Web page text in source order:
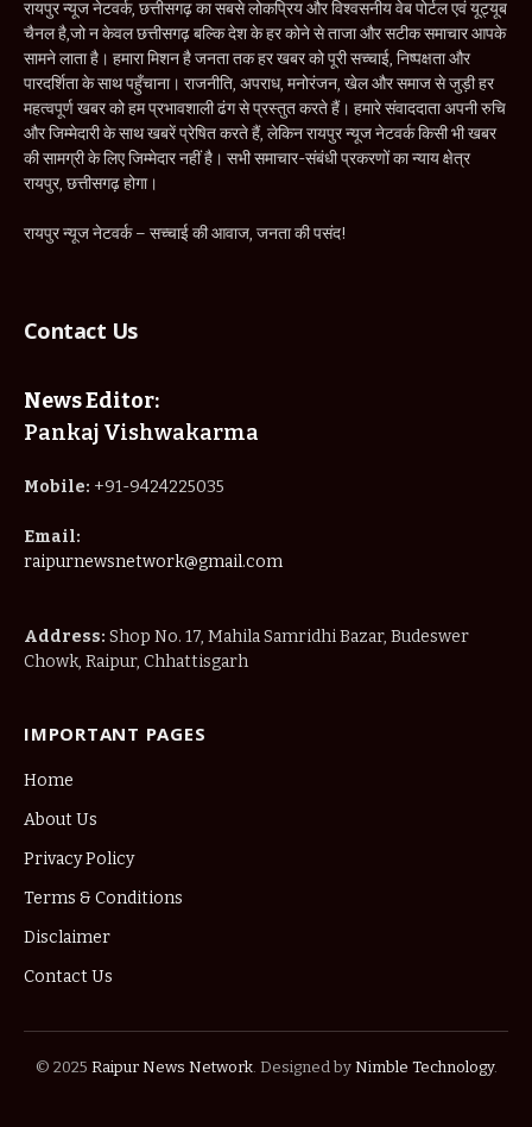
रायपुर न्यूज नेटवर्क, छत्तीसगढ़ का सबसे लोकप्रिय और विश्वसनीय वेब पोर्टल एवं यूट्यूब
चैनल है,जो न केवल छत्तीसगढ़ बल्कि देश के हर कोने से ताजा और सटीक समाचार आपके
सामने लाता है। हमारा मिशन है जनता तक हर खबर को पूरी सच्चाई, निष्पक्षता और
पारदर्शिता के साथ पहुँचाना। राजनीति, अपराध, मनोरंजन, खेल और समाज से जुड़ी हर
महत्वपूर्ण खबर को हम प्रभावशाली ढंग से प्रस्तुत करते हैं। हमारे संवाददाता अपनी रुचि
और जिम्मेदारी के साथ खबरें प्रेषित करते हैं, लेकिन रायपुर न्यूज नेटवर्क किसी भी खबर
की सामग्री के लिए जिम्मेदार नहीं है। सभी समाचार-संबंधी प्रकरणों का न्याय क्षेत्र
रायपुर, छत्तीसगढ़ होगा।
रायपुर न्यूज नेटवर्क – सच्चाई की आवाज, जनता की पसंद!
Contact Us
News Editor:
Pankaj Vishwakarma
Mobile: +91-9424225035
Email:
raipurnewsnetwork@gmail.com
Address: Shop No. 17, Mahila Samridhi Bazar, Budeswer
Chowk, Raipur, Chhattisgarh
IMPORTANT PAGES
Home
About Us
Privacy Policy
Terms & Conditions
Disclaimer
Contact Us
© 2025 Raipur News Network. Designed by Nimble Technology.